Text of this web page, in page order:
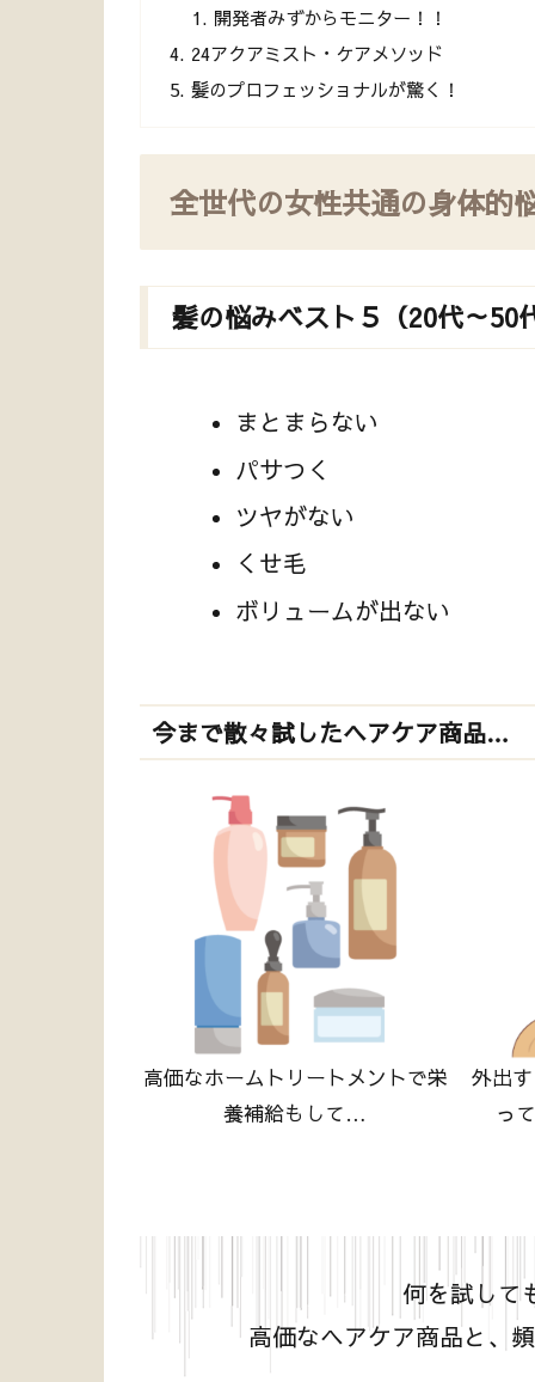
開発者みずからモニター！！
24アクアミスト・ケアメソッド
髪のプロフェッショナルが驚く！
全世代の女性共通の身体的
髪の悩みベスト５（20代～50
まとまらない
パサつく
ツヤがない
くせ毛
ボリュームが出ない
今まで散々試したヘアケア商品…
高価なホームトリートメントで栄
養補給もして…
外出
っ
何を試して
高価なヘアケア商品と、